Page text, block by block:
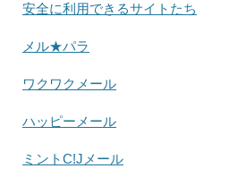
安全に利用できるサイトたち
メル★パラ
ワクワクメール
ハッピーメール
ミントC!Jメール